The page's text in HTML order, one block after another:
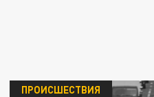
ПРОИСШЕСТВИЯ